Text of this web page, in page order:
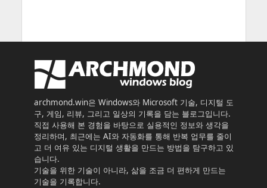
archmond.win은 Windows와 Microsoft 기술, 디지털 도
구, 게임, 리뷰, 그리고 일상의 기록을 담는 블로그입니다.
직접 사용해 본 경험을 바탕으로 실용적인 정보와 생각을
정리하며, 최근에는 AI와 자동화를 통해 반복 업무를 줄이
고 더 여유 있는 디지털 생활을 만드는 방법을 탐구하고 있
습니다.
기술을 위한 기술이 아니라, 삶을 조금 더 편하게 만드는
기술을 기록합니다.